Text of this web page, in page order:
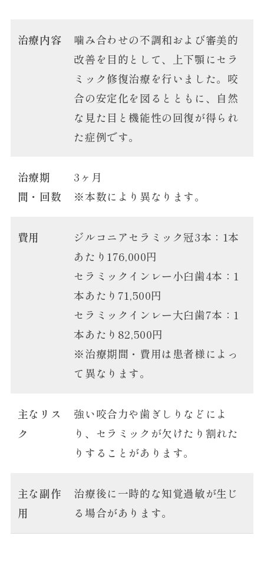
治療内容
噛み合わせの不調和および審美的
改善を目的として、上下顎にセラ
ミック修復治療を行いました。咬
合の安定化を図るとともに、自然
な見た目と機能性の回復が得られ
た症例です。
治療期
間・回数
3ヶ月
※本数により異なります。
費用
ジルコニアセラミック冠3本：1本
あたり176,000円
セラミックインレー小臼歯4本：1
本あたり71,500円
セラミックインレー大臼歯7本：1
本あたり82,500円
※治療期間・費用は患者様によっ
て異なります。
主なリス
ク
強い咬合力や歯ぎしりなどによ
り、セラミックが欠けたり割れた
りすることがあります。
主な副作
用
治療後に一時的な知覚過敏が生じ
る場合があります。